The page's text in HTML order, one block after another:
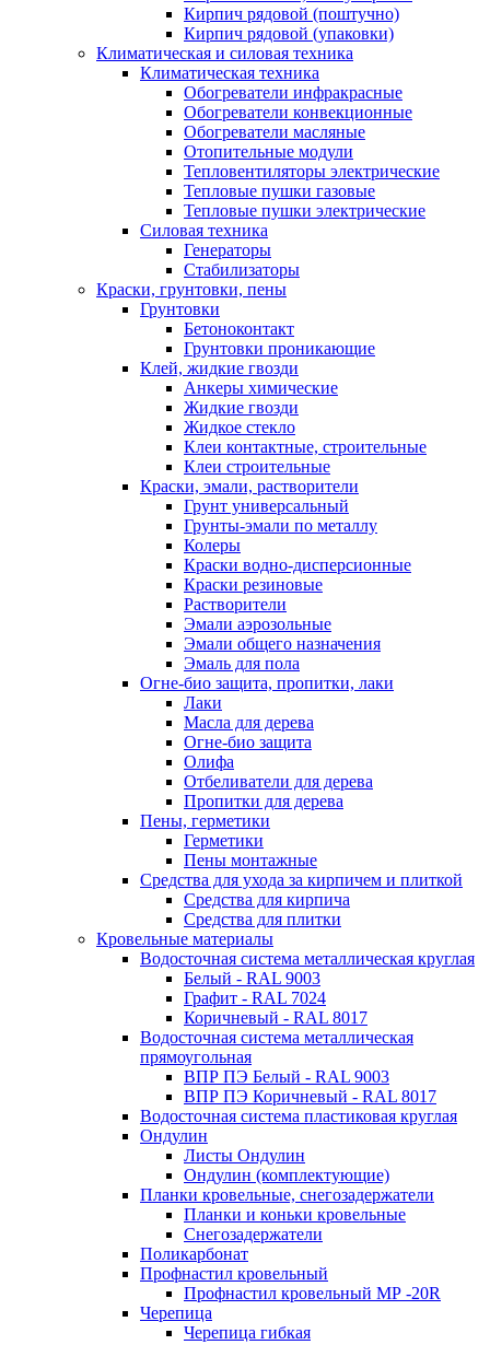
Кирпич рядовой (поштучно)
Кирпич рядовой (упаковки)
Климатическая и силовая техника
Климатическая техника
Обогреватели инфракрасные
Обогреватели конвекционные
Обогреватели масляные
Отопительные модули
Тепловентиляторы электрические
Тепловые пушки газовые
Тепловые пушки электрические
Силовая техника
Генераторы
Стабилизаторы
Краски, грунтовки, пены
Грунтовки
Бетоноконтакт
Грунтовки проникающие
Клей, жидкие гвозди
Анкеры химические
Жидкие гвозди
Жидкое стекло
Клеи контактные, строительные
Клеи строительные
Краски, эмали, растворители
Грунт универсальный
Грунты-эмали по металлу
Колеры
Краски водно-дисперсионные
Краски резиновые
Растворители
Эмали аэрозольные
Эмали общего назначения
Эмаль для пола
Огне-био защита, пропитки, лаки
Лаки
Масла для дерева
Огне-био защита
Олифа
Отбеливатели для дерева
Пропитки для дерева
Пены, герметики
Герметики
Пены монтажные
Средства для ухода за кирпичем и плиткой
Средства для кирпича
Средства для плитки
Кровельные материалы
Водосточная система металлическая круглая
Белый - RAL 9003
Графит - RAL 7024
Коричневый - RAL 8017
Водосточная система металлическая
прямоугольная
ВПР ПЭ Белый - RAL 9003
ВПР ПЭ Коричневый - RAL 8017
Водосточная система пластиковая круглая
Ондулин
Листы Ондулин
Ондулин (комплектующие)
Планки кровельные, снегозадержатели
Планки и коньки кровельные
Снегозадержатели
Поликарбонат
Профнастил кровельный
Профнастил кровельный МР -20R
Черепица
Черепица гибкая